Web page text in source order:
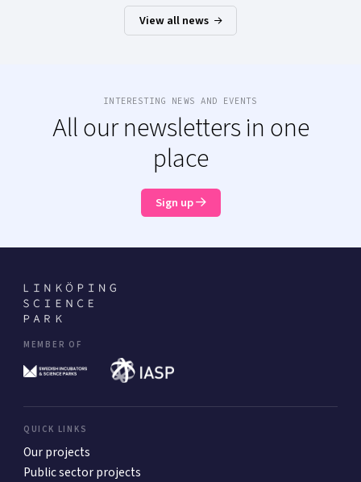
View all news
INTERESTING NEWS AND EVENTS
All our newsletters in one
place
Sign up
MEMBER OF
QUICK LINKS
Our projects
Public sector projects